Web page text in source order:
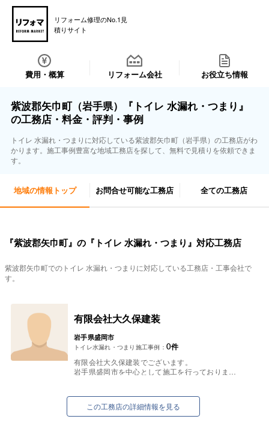
リフォーム修理のNo.1見
積りサイト
費用・概算 リフォーム会社 お役立ち情報
紫波郡矢巾町（岩手県）『トイレ 水漏れ・つまり』
の工務店・料金・評判・事例
トイレ 水漏れ・つまりに対応している紫波郡矢巾町（岩手県）の工務店がわ
かります。施工事例豊富な地域工務店を探して、無料で見積りを依頼できま
す。
地域の情報トップ お問合せ可能な工務店 全ての工務店
『紫波郡矢巾町』の『トイレ 水漏れ・つまり』対応工務店
紫波郡矢巾町でのトイレ 水漏れ・つまりに対応している工務店・工事会社で
す。
有限会社大久保建装
岩手県盛岡市
トイレ水漏れ・つまり施工事例： 0件
有限会社大久保建装でございます。
岩手県盛岡市を中心として施工を行っておりま
装工事、リノベーション、エクステ...
この工務店の詳細情報を見る